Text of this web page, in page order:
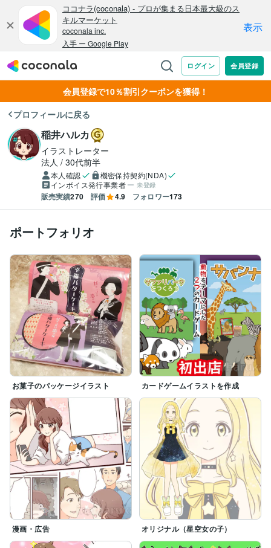
会員登録で10％割引クーポンを獲得！
プロフィールに戻る
稲井ハルカ
イラストレーター
法人
30代前半
本人確認
機密保持契約(NDA)
インボイス発行事業者
未登録
販売実績270 評価 4.9 フォロワー173
ポートフォリオ
お菓子のパッケージイラスト カードゲームイラストを作成
漫画・広告 オリジナル（星空女の子）